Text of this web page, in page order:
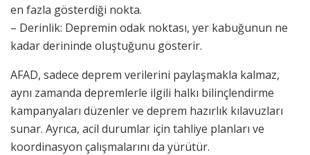
en fazla gösterdiği nokta.
– Derinlik: Depremin odak noktası, yer kabuğunun ne
kadar derininde oluştuğunu gösterir.
AFAD, sadece deprem verilerini paylaşmakla kalmaz,
aynı zamanda depremlerle ilgili halkı bilinçlendirme
kampanyaları düzenler ve deprem hazırlık kılavuzları
sunar. Ayrıca, acil durumlar için tahliye planları ve
koordinasyon çalışmalarını da yürütür.